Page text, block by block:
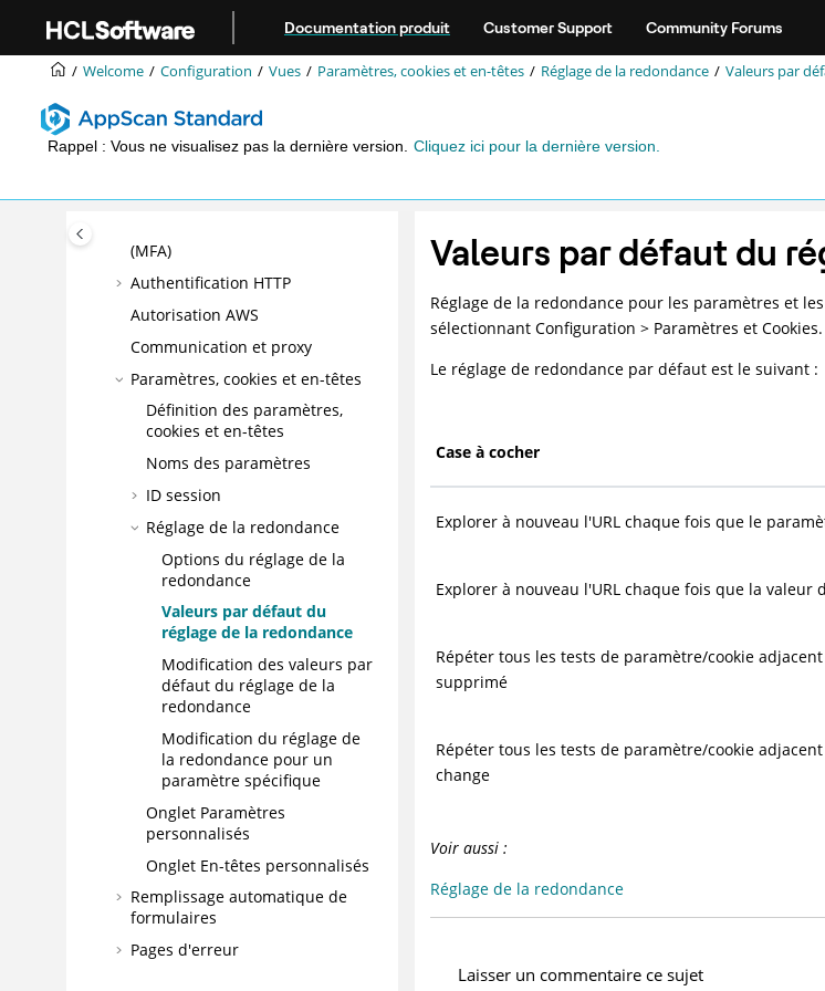
Documentation produit Customer Support Community Forums
Welcome Configuration Vues Paramètres, cookies et en-têtes Réglage de la redondance Valeurs par
Rappel : Vous ne visualisez pas la dernière version. Cliquez ici pour la dernière version.
URL de départ et domaines
API
Chemins et fichiers exclus
Clé d'API
(MFA)
Authentification HTTP
Autorisation AWS
Communication et proxy
Paramètres, cookies et en-têtes
Définition des paramètres,
cookies et en-têtes
Noms des paramètres
ID session
Réglage de la redondance
Options du réglage de la
redondance
Valeurs par défaut du
réglage de la redondance
Modification des valeurs par
défaut du réglage de la
redondance
Modification du réglage de
la redondance pour un
paramètre spécifique
Onglet Paramètres
personnalisés
Onglet En-têtes personnalisés
Remplissage automatique de
formulaires
Pages d'erreur
Valeurs par défaut du
Réglage de la redondance pour les paramètres et
sélectionnant Configuration > Paramètres et Cookies.
Le réglage de redondance par défaut est le suivant :
Case à cocher
Explorer à nouveau l'URL chaque fois que le
Explorer à nouveau l'URL chaque fois que la valeur
Répéter tous les tests de paramètre/cookie
supprimé
Répéter tous les tests de paramètre/cookie
change
Voir aussi :
Réglage de la redondance
Laisser un commentaire ce sujet